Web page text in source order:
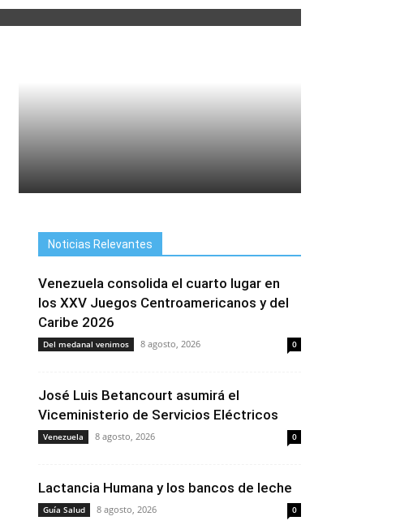
Noticias Relevantes
Venezuela consolida el cuarto lugar en
los XXV Juegos Centroamericanos y del
Caribe 2026
Del medanal venimos 8 agosto, 2026 0
José Luis Betancourt asumirá el
Viceministerio de Servicios Eléctricos
Venezuela 8 agosto, 2026 0
Lactancia Humana y los bancos de leche
Guía Salud 8 agosto, 2026 0